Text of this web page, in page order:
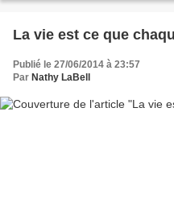
La vie est ce que
Publié le 27/06/2014 à 23:57
Par Nathy LaBell